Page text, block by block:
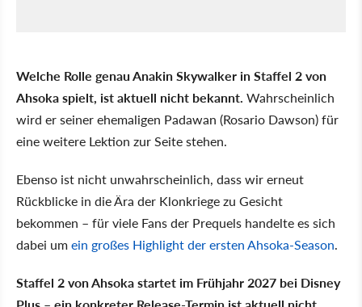
Welche Rolle genau Anakin Skywalker in Staffel 2 von
Ahsoka spielt, ist aktuell nicht bekannt. Wahrscheinlich
wird er seiner ehemaligen Padawan (Rosario Dawson) für
eine weitere Lektion zur Seite stehen.
Ebenso ist nicht unwahrscheinlich, dass wir erneut
Rückblicke in die Ära der Klonkriege zu Gesicht
bekommen – für viele Fans der Prequels handelte es sich
dabei umein großes Highlight der ersten Ahsoka-Season.
Staffel 2 von Ahsoka startet im Frühjahr 2027 bei Disney